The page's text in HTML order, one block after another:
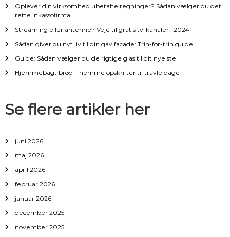
v
i
a
i
o
n
Oplever din virksomhed ubetalte regninger? Sådan vælger du det
rette inkassofirma
Streaming eller antenne? Veje til gratis tv-kanaler i 2024
Sådan giver du nyt liv til din gavlfacade: Trin-for-trin guide
Guide: Sådan vælger du de rigtige glas til dit nye stel
Hjemmebagt brød – nemme opskrifter til travle dage
Se flere artikler her
juni 2026
maj 2026
april 2026
februar 2026
januar 2026
december 2025
november 2025